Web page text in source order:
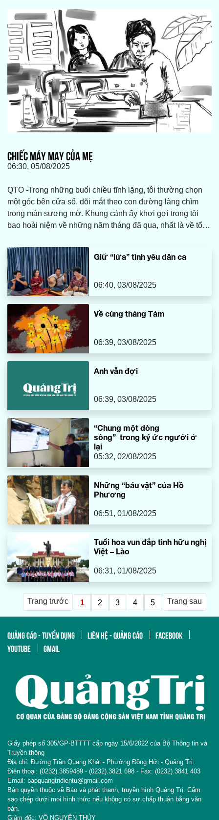
CHIẾC MÁY MAY CỦA MẸ
06:30, 05/08/2025
QTO -Trong những buổi chiều tĩnh lặng, tôi thường chọn
một góc bên cửa sổ, dõi mắt theo con đường làng chìm
trong màn sương mờ. Khung cảnh ấy khơi gợi trong tôi
bao hoài niệm về những năm tháng đã qua, nhất là về tổ
lặng lẽ vun vén và chăm sóc cho cả gia đình. Và ở đó,
giữa bao nhiêu vật dụng thân thuộc, tôi vẫn mãi nhớ về
chiếc máy may cũ kỹ của mẹ, một món đồ tưởng chừng đã
bị thời gian lãng quên.
Giữ “lửa” tình yêu dân ca
06:40, 03/08/2025
Về cùng tháng Tám
06:39, 03/08/2025
Anh vẫn đợi
06:39, 03/08/2025
“Chung một dòng
sông” trong ký ức người ở
lại
05:32, 02/08/2025
Những “báu vật” của Hồ
Phương
06:51, 01/08/2025
Tuổi hoa vun đắp tình hữu nghị
Việt – Lào
06:31, 01/08/2025
Trang trước 1 2 3 4 5 Trang sau
QUẢNG CÁO - TUYỂN DỤNG LIÊN HỆ - QUẢNG CÁO
FACEBOOK
YOUTUBE
GMAIL
Giấy phép số 305/GP-BTTTT cấp ngày 15/6/2022 của Bộ Thông tin và
Truyền thông
Địa chỉ: Đường Trần Quang Khải - Phường Đồng Hới - Quảng Trị.
Điện thoại: (0232).3859489 - (0232).3821 698 - Fax: (0232).3841 403
Email: baoquangtridientu@gmail.com
Bản quyền thuộc về Báo và phát thanh, truyền hình Quảng Trị. Cấm
sao chép dưới mọi hình thức nếu không có sự chấp thuận bằng văn
bản.
Giám đốc: VÕ NGUYÊN THỦY